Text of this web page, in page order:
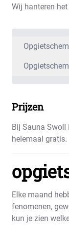
Wij hanteren
Prijzen
Bij Sauna Swoll
helemaal gratis.
Elke maand
fenomenen,
kun je zien